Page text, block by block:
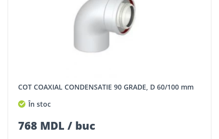
COT COAXIAL CONDENSATIE 90 GRADE, D 60/100 mm
În stoc
768 MDL / buc